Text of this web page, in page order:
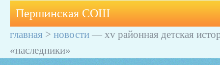
Першинская СОШ
главная > новости — хv районная детская
«наследники»